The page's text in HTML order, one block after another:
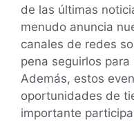
de las últimas
menudo anuncia
canales de redes
pena seguirlos
Además, estos
oportunidades de
importante